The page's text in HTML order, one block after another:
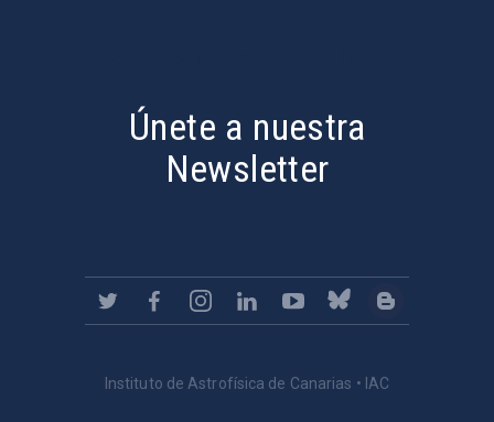
Únete a nuestra
Newsletter
Instituto de Astrofísica de Canarias • IAC